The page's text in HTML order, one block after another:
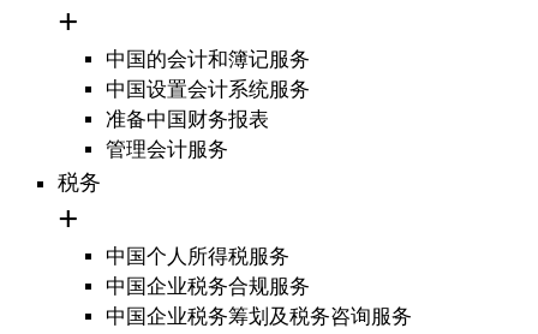
中国的会计和簿记服务
中国设置会计系统服务
准备中国财务报表
管理会计服务
税务
中国个人所得税服务
中国企业税务合规服务
中国企业税务筹划及税务咨询服务